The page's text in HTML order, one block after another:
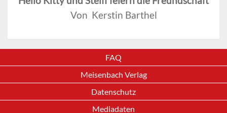
Von Kerstin Barthel
FAQ
Meisenbach Verlag
Datenschutz
Mediadaten